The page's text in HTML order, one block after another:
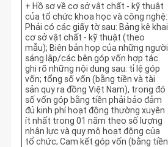
+ Hồ sơ về cơ sở vật chất - kỹ thuật
của tổ chức khoa học và công nghệ:
Phải có các giấy tờ sau: Bảng kê khai
cơ sở vật chất - kỹ thuật (theo
mẫu); Biên bản họp của những người
sáng lập/các bên góp vốn hợp tác
ghi rõ những nội dung sau: tỉ lệ góp
vốn; tổng số vốn (bằng tiền và tài
sản quy ra đồng Việt Nam), trong đó
số vốn góp bằng tiền phải bảo đảm
đủ kinh phí hoạt động thường xuyên
ít nhất trong 01 năm theo số lượng
nhân lực và quy mô hoạt động của
tổ chức; Cam kết góp vốn (bằng tiền